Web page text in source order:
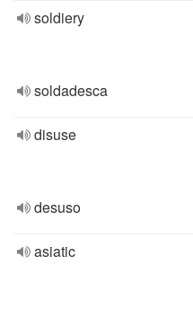
soldiery
soldadesca
disuse
desuso
asiatic